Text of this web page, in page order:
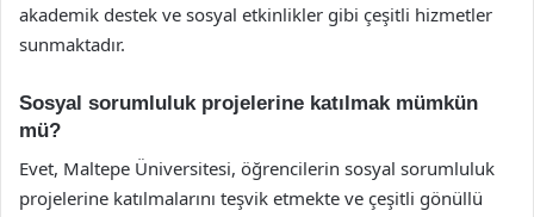
akademik destek ve sosyal etkinlikler gibi çeşitli hizmetler
sunmaktadır.
Sosyal sorumluluk projelerine katılmak mümkün
mü?
Evet, Maltepe Üniversitesi, öğrencilerin sosyal sorumluluk
projelerine katılmalarını teşvik etmekte ve çeşitli gönüllü